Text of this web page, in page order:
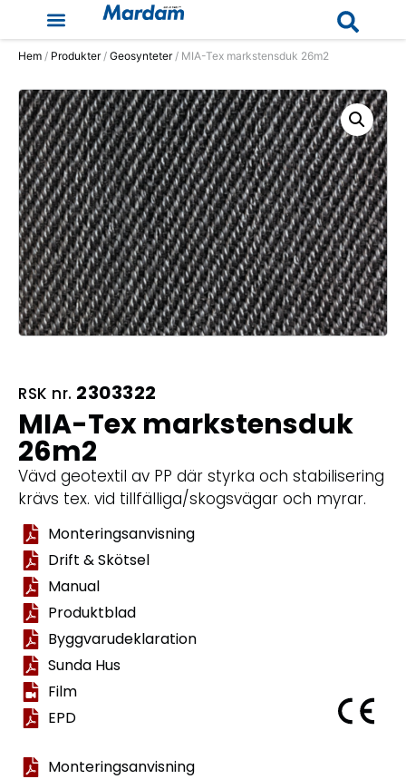
Hem / Produkter/ Geosynteter/ MIA-Tex markstensduk 26m2
RSK nr. 2303322
MIA-Tex markstensduk
26m2
Vävd geotextil av PP där styrka och stabilisering
krävs tex. vid tillfälliga/skogsvägar och myrar.
Monteringsanvisning
Drift & Skötsel
Manual
Produktblad
Byggvarudeklaration
Sunda Hus
Film
EPD
Monteringsanvisning